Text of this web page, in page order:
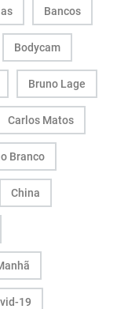
Bancos
Bodycam
Bruno Lage
Carlos Matos
Branco
China
19